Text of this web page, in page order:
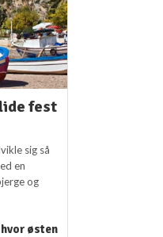
fest
sig så
en
og
østen